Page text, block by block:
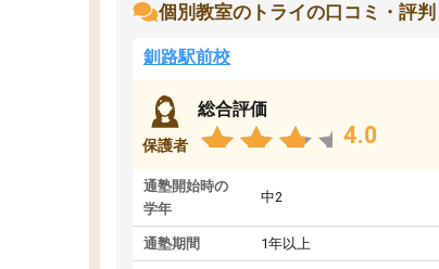
個別教室のトライの口コミ・評判
釧路駅前校
保護者
総合評価
4.0
通塾開始時の
学年
中2
通塾期間 1年以上